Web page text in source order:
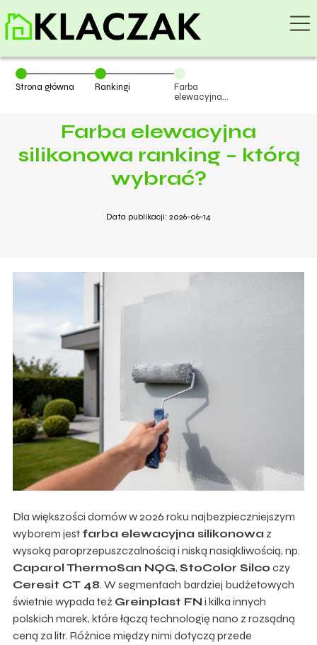
Strona główna Rankingi
Farba
elewacyjna
wybrać?
Farba elewacyjna
silikonowa ranking – którą
wybrać?
Data publikacji: 2026-06-14
Dla większości domów w 2026 roku najbezpieczniejszym
wyborem jest farba elewacyjna silikonowa z
wysoką paroprzepuszczalnością i niską nasiąkliwością, np.
Caparol ThermoSan NQG, StoColor Silco czy
Ceresit CT 48. W segmentach bardziej budżetowych
świetnie wypada też Greinplast FN i kilka innych
polskich marek, które łączą technologię nano z rozsądną
ceną za litr. Różnice między nimi dotyczą przede